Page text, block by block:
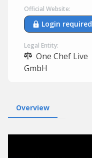
Official Website:
Login required
Legal Entity:
One Chef Live
GmbH
Overview